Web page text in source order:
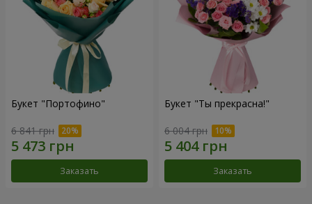
Букет "Портофино"
6 841 грн
Заказать
Букет "Ты прекрасна!"
6 004 грн
Заказать